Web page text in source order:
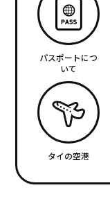
パスポートにつ
いて
タイの空港